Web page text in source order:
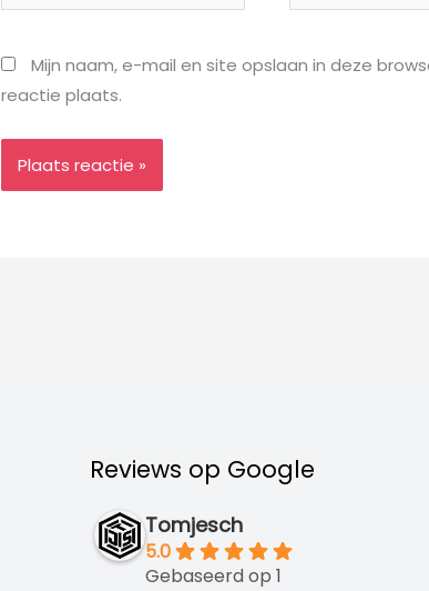
Mijn naam, e-mail en site opslaan in deze
reactie plaats.
Reviews op Google
Tomjesch
5.0
Gebaseerd op 1